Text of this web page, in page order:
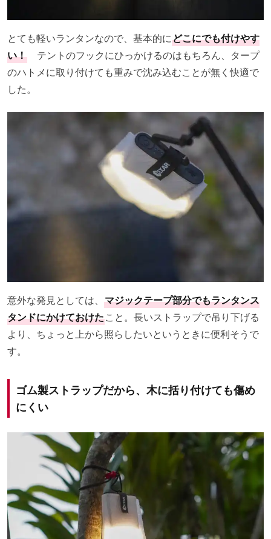
とても軽いランタンなので、基本的にどこにでも付けやす
い！ テントのフックにひっかけるのはもちろん、タープ
のハトメに取り付けても重みで沈み込むことが無く快適で
した。
意外な発見としては、 マジックテープ部分でもランタンス
タンドにかけておけたこと。長いストラップで吊り下げる
より、ちょっと上から照らしたいというときに便利そうで
す。
ゴム製ストラップだから、木に括り付けても傷め
にくい